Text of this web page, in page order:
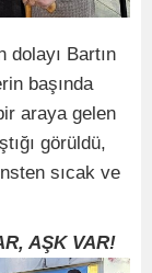
Bartın
başında
araya gelen
görüldü,
sıcak ve
AŞK VAR!